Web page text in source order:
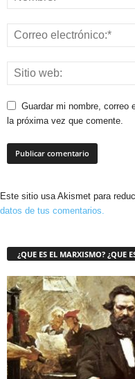
Guardar mi nombre, correo
la próxima vez que comente.
Este sitio usa Akismet para
datos de tus comentarios.
¿QUE ES EL MARXISMO? ¿QUE